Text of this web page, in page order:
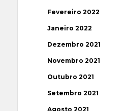
Fevereiro 2022
Janeiro 2022
Dezembro 2021
Novembro 2021
Outubro 2021
Setembro 2021
Agosto 2021